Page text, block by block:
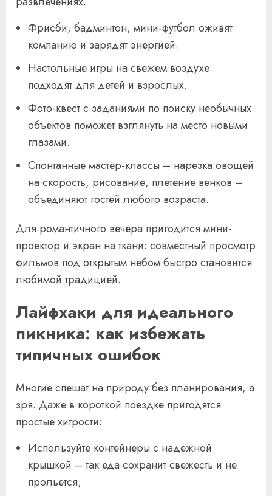
Фрисби, бадминтон, мини-футбол оживят
компанию и зарядят энергией.
Настольные игры на свежем воздухе
подходят для детей и взрослых.
Фото-квест с заданиями по поиску необычных
объектов поможет взглянуть на место новыми
глазами.
Спонтанные мастер-классы – нарезка овощей
на скорость, рисование, плетение венков –
объединяют гостей любого возраста.
Для романтичного вечера пригодится мини-
проектор и экран на ткани: совместный просмотр
фильмов под открытым небом быстро становится
любимой традицией.
Лайфхаки для идеального
пикника: как избежать
типичных ошибок
Многие спешат на природу без планирования, а
зря. Даже в короткой поездке пригодятся
простые хитрости:
Используйте контейнеры с надежной
крышкой – так еда сохранит свежесть и не
прольется;